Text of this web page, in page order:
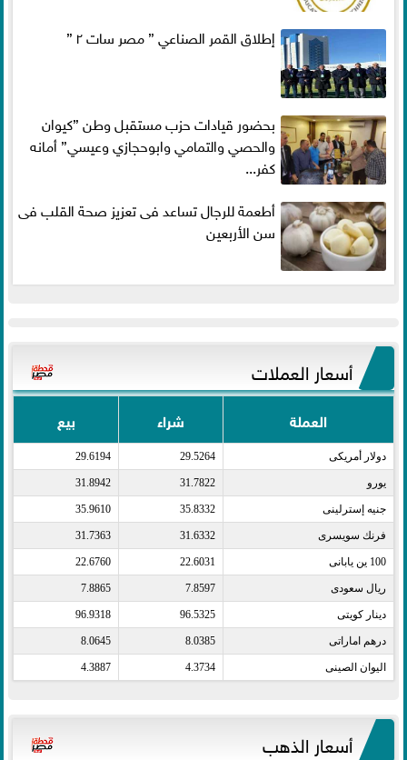
إطلاق القمر الصناعي ” مصر سات ٢ ”
بحضور قيادات حزب مستقبل وطن ”كيوان
والحصي والتمامي وابوحجازي وعيسي” أمانه
كفر...
أطعمة للرجال تساعد فى تعزيز صحة القلب فى
سن الأربعين
أسعار العملات
العملة شراء بيع
دولار أمريكى​ 29.5264
29.6194
يورو​ 31.7822
31.8942
جنيه إسترلينى​ 35.8332
35.9610
فرنك سويسرى​ 31.6332
31.7363
100 ين يابانى​ 22.6031
22.6760
ريال سعودى​ 7.8597
7.8865
دينار كويتى​ 96.5325
96.9318
درهم اماراتى​ 8.0385
8.0645
اليوان الصينى​ 4.3734
4.3887
أسعار الذهب